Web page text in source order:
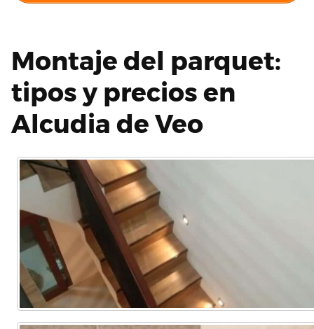
Montaje del parquet:
tipos y precios en
Alcudia de Veo